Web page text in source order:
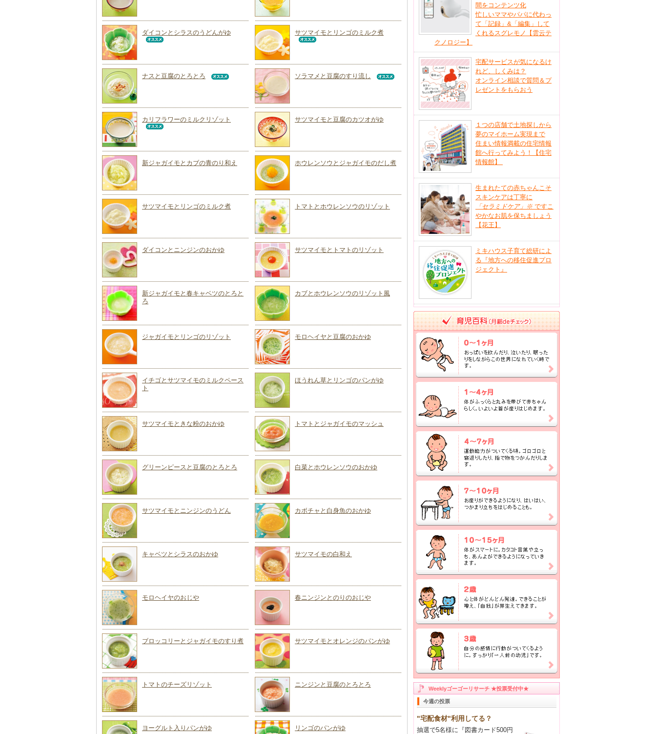
ダイコンとシラスのうどんがゆ サツマイモとリンゴのミルク煮
ナスと豆腐のとろとろ ソラマメと豆腐のすり流し
カリフラワーのミルクリゾット サツマイモと豆腐のカツオがゆ
新ジャガイモとカブの青のり和え ホウレンソウとジャガイモのだし煮
サツマイモとリンゴのミルク煮 トマトとホウレンソウのリゾット
ダイコンとニンジンのおかゆ サツマイモとトマトのリゾット
新ジャガイモと春キャベツのとろと
ろ
カブとホウレンソウのリゾット風
ジャガイモとリンゴのリゾット モロヘイヤと豆腐のおかゆ
イチゴとサツマイモのミルクペース
ト
ほうれん草とリンゴのパンがゆ
サツマイモときな粉のおかゆ トマトとジャガイモのマッシュ
グリーンピースと豆腐のとろとろ 白菜とホウレンソウのおかゆ
サツマイモとニンジンのうどん カボチャと白身魚のおかゆ
キャベツとシラスのおかゆ サツマイモの白和え
モロヘイヤのおじや 春ニンジンとのりのおじや
ブロッコリーとジャガイモのすり煮 サツマイモとオレンジのパンがゆ
トマトのチーズリゾット ニンジンと豆腐のとろとろ
ヨーグルト入りパンがゆ リンゴのパンがゆ
間をコンテンツ化
忙しいママやパパに代わっ
て「記録」&「編集」して
くれるスグレモノ【雲云テ
クノロジー】
宅配サービスが気になるけ
れど、しくみは？
オンライン相談で質問＆プ
レゼントをもらおう
１つの店舗で土地探しから
夢のマイホーム実現まで
住まい情報満載の住宅情報
館へ行ってみよう！【住宅
情報館】
生まれたての赤ちゃんこそ
スキンケアは丁寧に
「セラミドケア」 ※ ですこ
やかなお肌を保ちましょう
【花王】
ミキハウス子育て総研によ
る『地方への移住促進プロ
ジェクト』
Weeklyゴーゴーリサーチ ★投票受付中★
今週の投票
"宅配食材"利用してる？
抽選で5名様に『図書カード500円